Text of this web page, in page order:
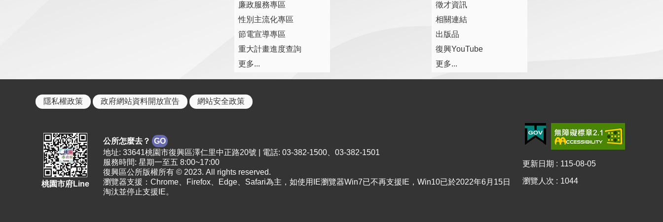
廉政服務專區
性別主流化專區
節電宣導專區
重大計畫進度查詢
更多...
徵才資訊
相關連結
出版品
復興YouTube
更多...
隱私權政策 政府網站資料開放宣告 網站安全政策
桃園市府Line
公所怎麼去？
GO
地址: 33641桃園市復興區澤仁里中正路20號 | 電話: 03-382-1500、03-382-1501
服務時間: 星期一至五 8:00~17:00
復興區公所版權所有 © 2023. All rights reserved.
瀏覽器支援：Chrome、Firefox、Edge、Safari為主，如使用IE瀏覽器Win7已不再支援IE，Win10已於2022年6月15日
淘汰並停止支援IE。
更新日期 115-08-05
瀏覽人次 1044